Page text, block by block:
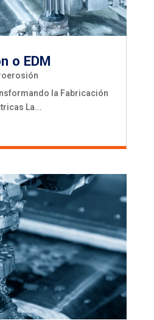
o EDM
la Fabricación
La...